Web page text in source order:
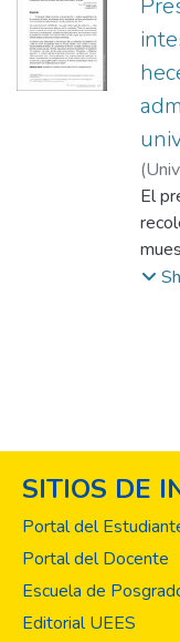
(
El
SITIOS DE
Portal del
Portal del Docente
Escuela de
Editorial UEES